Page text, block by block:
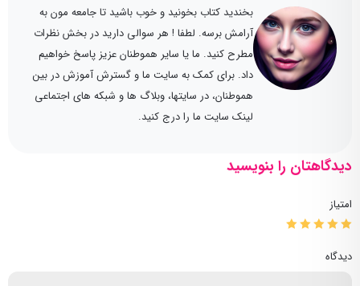
بخندید کتاب بخونید و خوب باشید تا جامعه مون به
آرامش برسه. لطفا ! هر سوالی دارید در بخش نظرات
مطرح کنید. ما یا سایر هموطنان عزیز پاسخ خواهیم
داد. برای کمک به سایت ما و گسترش آموزش در بین
هموطنان، در سایتها، وبلاگ ها و شبکه های اجتماعی
لینک سایت ما را درج کنید.
دیدگاهتان را بنویسید
امتیاز
دیدگاه